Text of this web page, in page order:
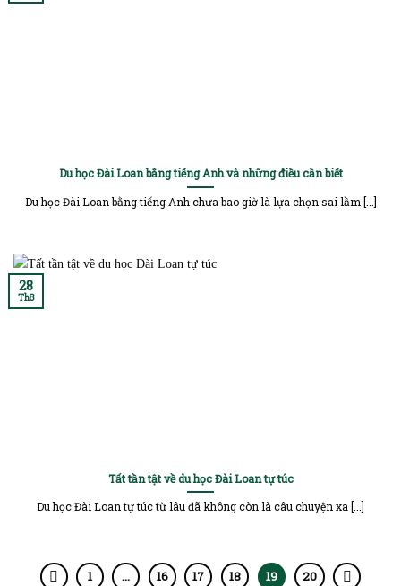
Du học Đài Loan bằng tiếng Anh và những điều cần biết
Du học Đài Loan bằng tiếng Anh chưa bao giờ là lựa chọn sai lầm [...]
Tất tần tật về du học Đài Loan tự túc
Du học Đài Loan tự túc từ lâu đã không còn là câu chuyện xa [...]
28
Th8
1 … 16 17 18 19 20